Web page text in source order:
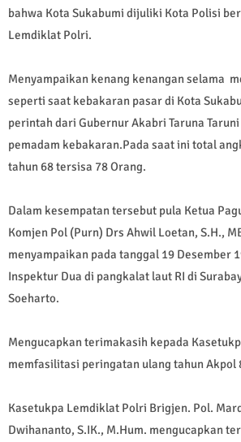
bahwa Kota Sukabumi dijuliki Kota Polisi
Lemdiklat Polri.
Menyampaikan kenang kenangan selama
seperti saat kebakaran pasar di Kota
perintah dari Gubernur Akabri Taruna
pemadam kebakaran.Pada saat ini total
tahun 68 tersisa 78 Orang.
Dalam kesempatan tersebut pula Ketua
Komjen Pol (Purn) Drs Ahwil Loetan, S.H.,
menyampaikan pada tanggal 19 Desember
Inspektur Dua di pangkalat laut RI di
Soeharto.
Mengucapkan terimakasih kepada
memfasilitasi peringatan ulang tahun Akpol
Kasetukpa Lemdiklat Polri Brigjen. Pol.
Dwihananto, S.IK., M.Hum. mengucapkan